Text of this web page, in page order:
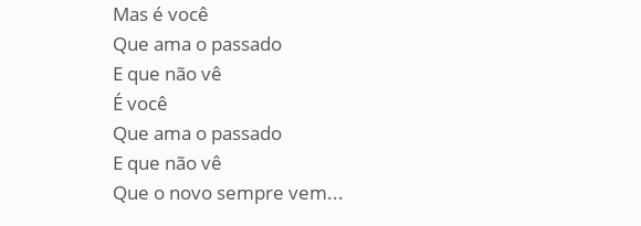
Mas é você
Que ama o passado
E que não vê
É você
Que ama o passado
E que não vê
Que o novo sempre vem...